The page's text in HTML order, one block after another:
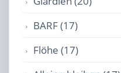
BARF (17)
Flöhe (17)